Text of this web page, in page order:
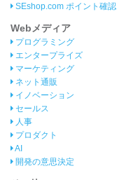
SEshop.com ポイント確認
Webメディア
プログラミング
エンタープライズ
マーケティング
ネット通販
イノベーション
セールス
人事
プロダクト
AI
開発の意思決定